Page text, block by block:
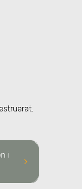
keyboard_arrow_right
i